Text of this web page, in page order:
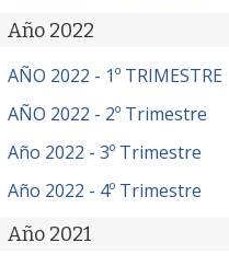
Año 2022
AÑO 2022 - 1º TRIMESTRE
AÑO 2022 - 2º Trimestre
Año 2022 - 3º Trimestre
Año 2022 - 4º Trimestre
Año 2021